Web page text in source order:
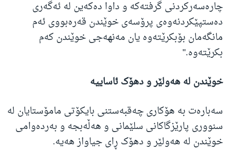
چارەسەرکردنی گرفتەکە و داوا دەکەین لە ئەگەری
دەستپێکردنەوەی پرۆسەی خوێندن قەرەبووی ئەم
مانگەمان بۆبکرێتەوە یان مەنهەجی خوێندن کەم
بکرێتەوە."
خوێندن لە هەولێر و دهۆک ئاساییە
سەبارەت بە هۆکاری چەقبەستنی بایکۆتی مامۆستایان لە
سنووری پارێزگاکانی سلێمانی و هەڵەبجە و بەردەوامی
خوێندن لە هەولێر و دهۆک ڕای جیاواز هەیە.